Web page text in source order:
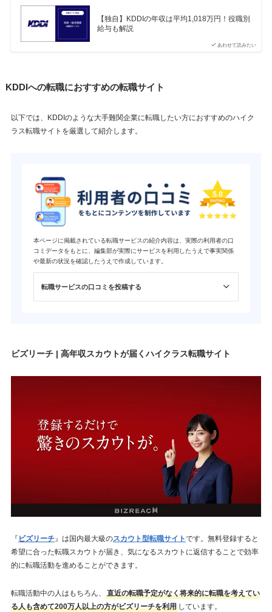
あわせて読みたい
【独自】KDDIの年収は平均1,018万円！役職別
給与も解説
KDDIへの転職におすすめの転職サイト
以下では、KDDIのような大手難関企業に転職したい方におすすめのハイク
ラス転職サイトを厳選して紹介します。
本ページに掲載されている転職サービスの紹介内容は、実際の利用者の口
コミデータをもとに、編集部が実際にサービスを利用したうえで事実関係
や最新の状況を確認したうえで作成しています。
転職サービスの口コミを投稿する
ビズリーチ | 高年収スカウトが届くハイクラス転職サイト
『 ビズリーチ』は国内最大級のスカウト型転職サイトです。無料登録すると
希望に合った転職スカウトが届き、気になるスカウトに返信することで効率
的に転職活動を進めることができます。
転職活動中の人はもちろん、
直近の転職予定がなく将来的に転職を考えてい
る人も含めて200万人以上の方がビズリーチを利用しています。